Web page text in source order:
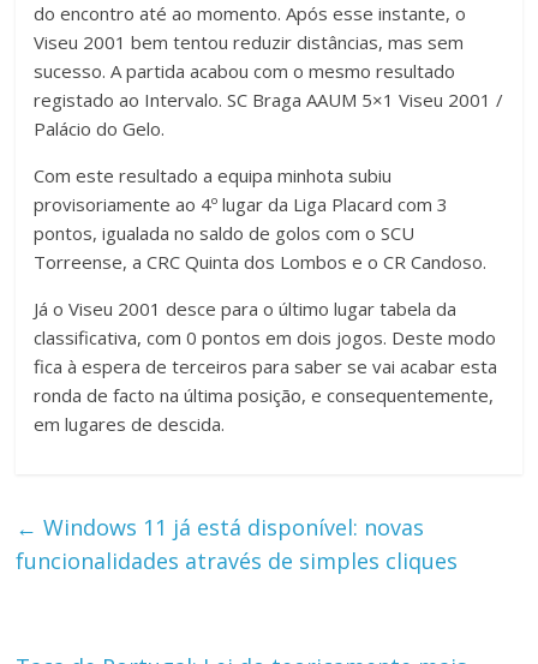
do encontro até ao momento. Após esse instante, o
Viseu 2001 bem tentou reduzir distâncias, mas sem
sucesso. A partida acabou com o mesmo resultado
registado ao Intervalo. SC Braga AAUM 5×1 Viseu 2001 /
Palácio do Gelo.
Com este resultado a equipa minhota subiu
provisoriamente ao 4º lugar da Liga Placard com 3
pontos, igualada no saldo de golos com o SCU
Torreense, a CRC Quinta dos Lombos e o CR Candoso.
Já o Viseu 2001 desce para o último lugar tabela da
classificativa, com 0 pontos em dois jogos. Deste modo
fica à espera de terceiros para saber se vai acabar esta
ronda de facto na última posição, e consequentemente,
em lugares de descida.
← Windows 11 já está disponível: novas
funcionalidades através de simples cliques